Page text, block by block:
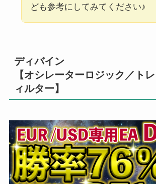
ども参考にしてみてください♪
ディバイン
【オシレーターロジック／ト
ィルター】